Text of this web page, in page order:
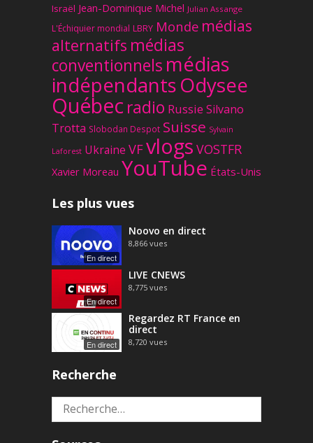
Israël Jean-Dominique Michel Julian Assange
L'Échiquier mondial LBRY Monde médias
alternatifs médias
conventionnels médias
indépendantsOdysee
Québec radio Russie Silvano
Trotta Slobodan Despot Suisse Sylvain
Laforest Ukraine VFvlogs VOSTFR
Xavier Moreau YouTube États-Unis
Les plus vues
En direct
Noovo en direct
8,866 vues
En direct
LIVE CNEWS
8,775 vues
En direct
Regardez RT France en
direct
8,720 vues
Recherche
Rechercher :